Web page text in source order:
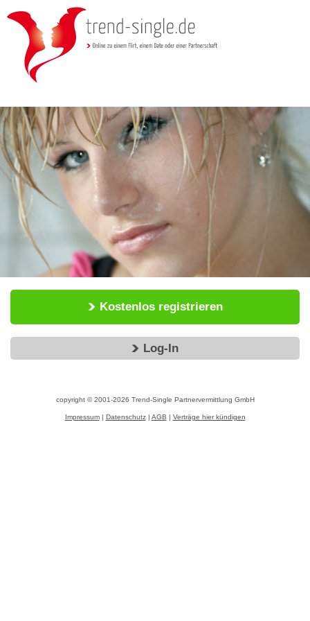
Kostenlos registrieren
Log-In
copyright © 2001-2026 Trend-Single Partnervermittlung GmbH
Impressum| Datenschutz| AGB | Verträge hier kündigen